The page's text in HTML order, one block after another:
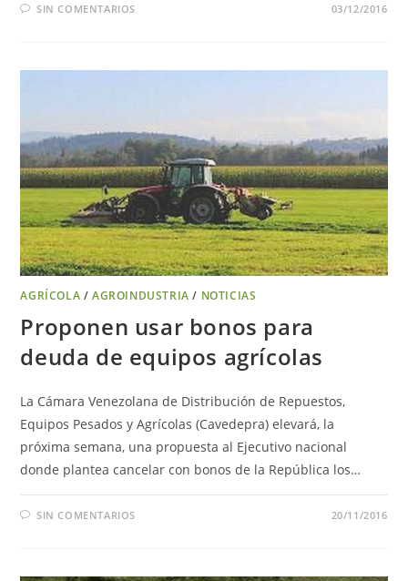
SIN COMENTARIOS 03/12/2016
AGRÍCOLA /AGROINDUSTRIA / NOTICIAS
Proponen usar bonos para
deuda de equipos agrícolas
La Cámara Venezolana de Distribución de Repuestos,
Equipos Pesados y Agrícolas (Cavedepra) elevará, la
próxima semana, una propuesta al Ejecutivo nacional
donde plantea cancelar con bonos de la República los…
SIN COMENTARIOS 20/11/2016